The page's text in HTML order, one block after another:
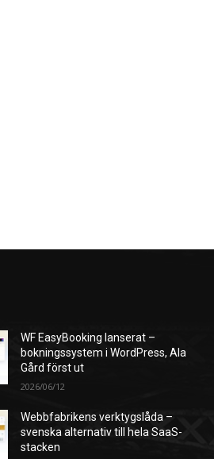
WF EasyBooking lanserat –
bokningssystem i WordPress, Ala
Gård först ut
2026/06/12
Webbfabrikens verktygslåda –
svenska alternativ till hela SaaS-
stacken